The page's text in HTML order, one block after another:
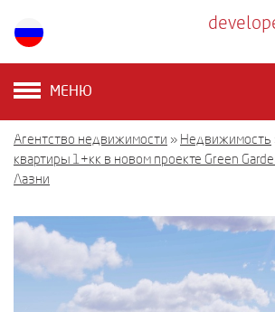
МЕНЮ
Агентство недвижимости » Недвижимость
квартиры 1+кк в новом проекте Green
Лазни